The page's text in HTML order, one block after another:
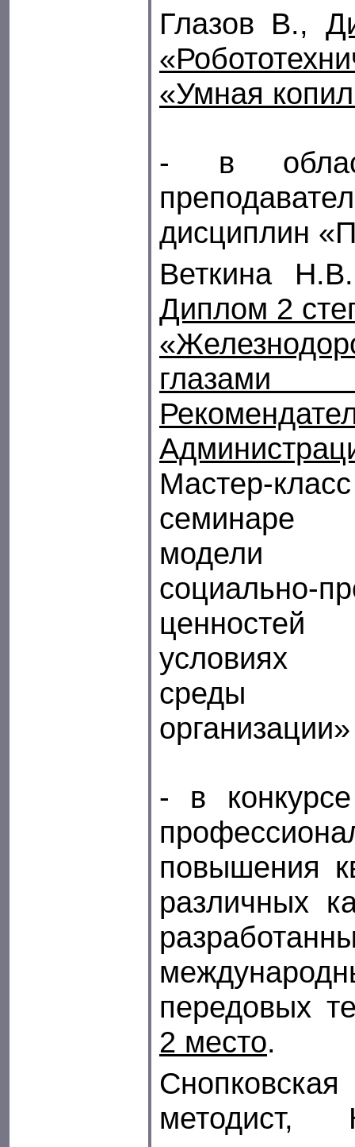
Глазов В.,
«Умная
- в
дисциплин
Веткина
Диплом 2
глазами
Мастер-
семинаре
модели
социально-
условиях
среды
организации»
- в
повышения
различных
передовых
2 место.
методист,